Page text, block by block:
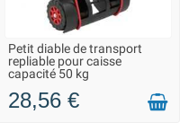
LIVRAISON 2 À 3 JOURS
Petit diable de transport
repliable pour caisse
capacité 50 kg
28,56 €